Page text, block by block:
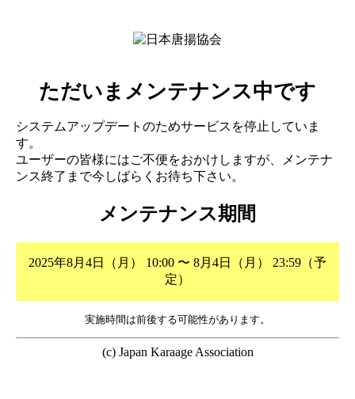
ただいまメンテナンス中です
システムアップデートのためサービスを停止していま
す。
ユーザーの皆様にはご不便をおかけしますが、メンテナ
ンス終了まで今しばらくお待ち下さい。
メンテナンス期間
2025年8月4日（月） 10:00 〜 8月4日（月） 23:59（予
定）
実施時間は前後する可能性があります。
(c) Japan Karaage Association